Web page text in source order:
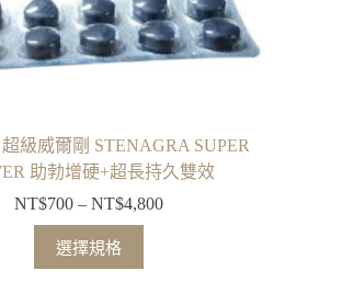
級威爾剛 STENAGRA SUPER
助勃增硬+超長持久雙效
NT$700 – NT$4,800
選擇規格